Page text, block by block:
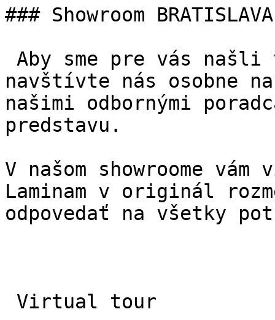
### Showroom BRATISLAVA
navštívte nás osobne
našimi odbornými
predstavu.
V našom showroome
Laminam v originál
odpovedať na všetky